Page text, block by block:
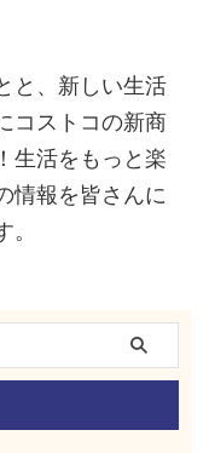
と、新しい生活
コストコの新商
生活をもっと楽
情報を皆さんに